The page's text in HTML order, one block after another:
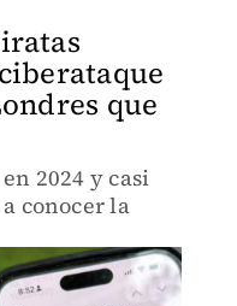
que
2024 y casi
a conocer la